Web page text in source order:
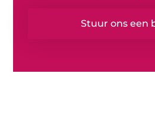
Stuur ons een